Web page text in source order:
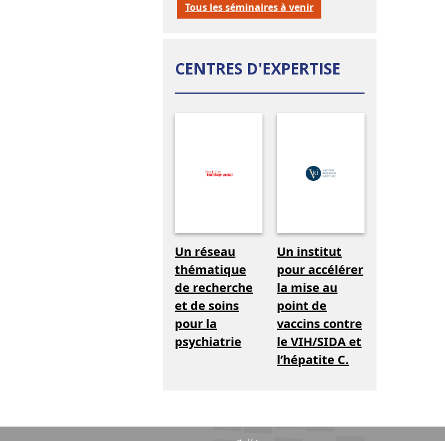
Tous les séminaires à venir
CENTRES D'EXPERTISE
Un réseau
thématique
de recherche
et de soins
pour la
psychiatrie
Un institut
pour accélérer
la mise au
point de
vaccins contre
le VIH/SIDA et
l’hépatite C.